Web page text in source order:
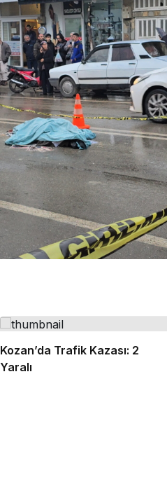
Kozan’da Trafik Kazası: 2
Yaralı